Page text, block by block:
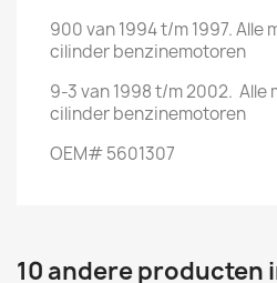
900 van 1994 t/m 1997. Alle
cilinder benzinemotoren
9-3 van 1998 t/m 2002. Alle
cilinder benzinemotoren
OEM# 5601307
10 andere producten